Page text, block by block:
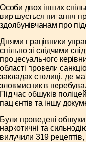
Особи двох інших
вирішується питання
здолбунівчанам про
Днями працівники
спільно зі слідчими
процесуального
області провели
закладах столиці, де
зловмисників
Під час обшуків
пацієнтів та іншу
Були проведені
наркотичні та
вилучили 319